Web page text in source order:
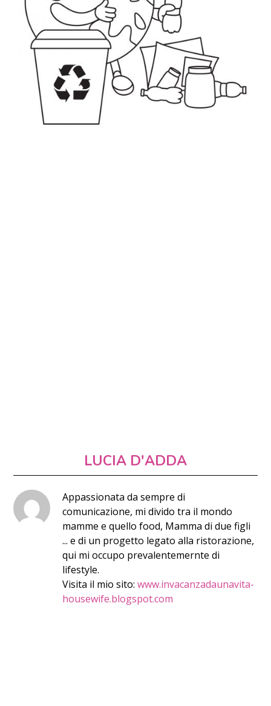
LUCIA D'ADDA
Appassionata da sempre di
comunicazione, mi divido tra il mondo
mamme e quello food, Mamma di due figli
... e di un progetto legato alla ristorazione,
qui mi occupo prevalentemernte di
lifestyle.
Visita il mio sito:www.invacanzadaunavita-
housewife.blogspot.com